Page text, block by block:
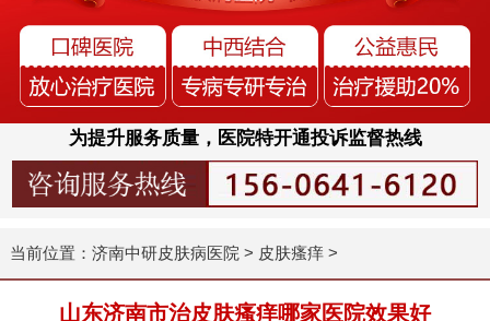
为提升服务质量，医院特开通投诉监督热线
当前位置： 济南中研皮肤病医院 > 皮肤瘙痒>
山东济南市治皮肤瘙痒哪家医院效果好